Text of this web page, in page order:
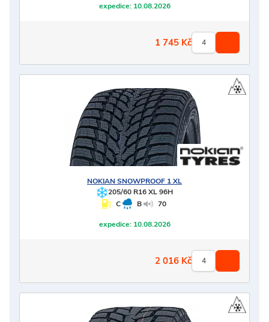
expedice:10.08.2026
1 745 Kč
NOKIAN SNOWPROOF 1 XL
205/60 R16 XL 96H
C
B 70
expedice:10.08.2026
2 016 Kč